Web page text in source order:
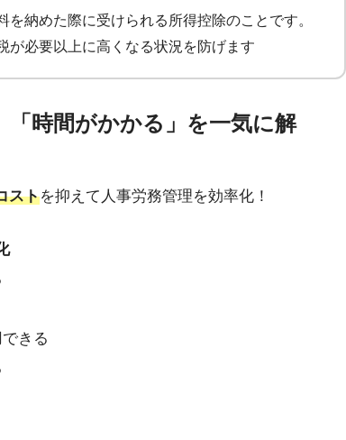
納めた際に受けられる所得控除のことです。
が必要以上に高くなる状況を防げます
「時間がかかる」を一気に解
ストを抑えて人事労務管理を効率化！
きる